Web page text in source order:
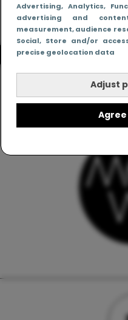
Advertising, Analytics,
advertising and
measurement, audience
Social, Store and/or
precise geolocation data
Adjust